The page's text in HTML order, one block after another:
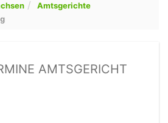
Amtsgerichte
AMTSGERICHT